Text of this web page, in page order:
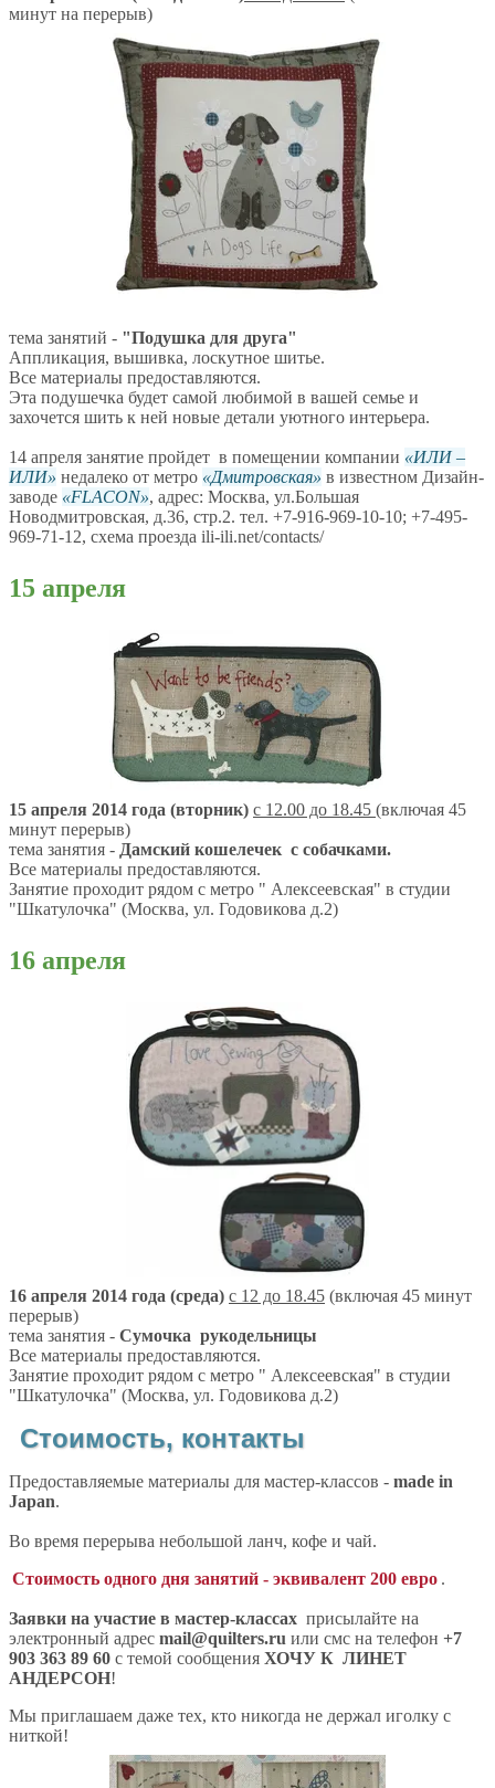
минут на перерыв)
тема занятий - "Подушка для друга"
Аппликация, вышивка, лоскутное шитье.
Все материалы предоставляются.
Эта подушечка будет самой любимой в вашей семье и
захочется шить к ней новые детали уютного интерьера.
14 апреля занятие пройдет в помещении компании
ИЛИ –
ИЛИ
недалеко от метро Дмитровская
в известном Дизайн-
заводе
FLACON , адрес: Москва, ул.Большая
Новодмитровская, д.36, стр.2. тел. +7-916-969-10-10; +7-495-
969-71-12, схема проезда ili-ili.net/contacts/
15 апреля
15 апреля 2014 года (вторник) с 12.00 до 18.45 (включая 45
минут перерыв)
тема занятия - Дамский кошелечек с собачками.
Все материалы предоставляются.
Занятие проходит рядом с метро " Алексеевская" в студии
"Шкатулочка" (Москва, ул. Годовикова д.2)
16 апреля
16 апреля 2014 года (среда) с 12 до 18.45 (включая 45 минут
перерыв)
тема занятия - Сумочка рукодельницы
Все материалы предоставляются.
Занятие проходит рядом с метро " Алексеевская" в студии
"Шкатулочка" (Москва, ул. Годовикова д.2)
Стоимость, контакты
Предоставляемые материалы для мастер-классов - made in
Japan.
Во время перерыва небольшой ланч, кофе и чай.
Стоимость одного дня занятий - эквивалент 200 евро .
Заявки на участие в мастер-классах присылайте на
электронный адрес mail@quilters.ru или смс на телефон +7
903 363 89 60 с темой сообщения ХОЧУ К ЛИНЕТ
АНДЕРСОН!
Мы приглашаем даже тех, кто никогда не держал иголку с
ниткой!